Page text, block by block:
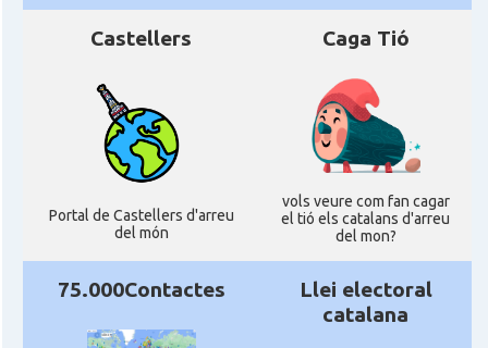
Castellers
Portal de Castellers d'arreu
del món
Caga Tió
vols veure com fan cagar
el tió els catalans d'arreu
del mon?
75.000Contactes
Llei electoral
catalana